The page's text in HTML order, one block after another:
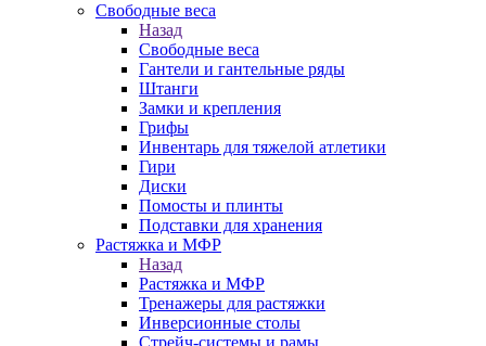
Свободные веса
Назад
Свободные веса
Гантели и гантельные ряды
Штанги
Замки и крепления
Грифы
Инвентарь для тяжелой атлетики
Гири
Диски
Помосты и плинты
Подставки для хранения
Растяжка и МФР
Назад
Растяжка и МФР
Тренажеры для растяжки
Инверсионные столы
Стрейч-системы и рамы